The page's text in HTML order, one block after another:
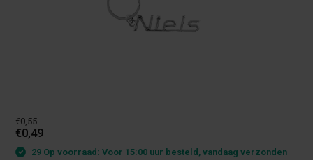
€0,55
€0,49
29 Op voorraad: Voor 15:00 uur besteld, vandaag verzonden